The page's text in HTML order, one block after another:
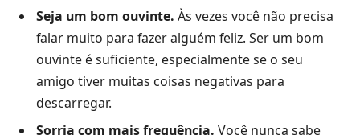
Seja um bom ouvinte. Às vezes você não precisa
falar muito para fazer alguém feliz. Ser um bom
ouvinte é suficiente, especialmente se o seu
amigo tiver muitas coisas negativas para
descarregar.
Sorria com mais frequência. Você nunca sabe